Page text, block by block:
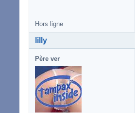
Hors ligne
lilly
Père ver